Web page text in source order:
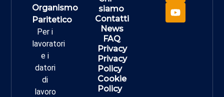
Organismo
Paritetico
Per i
lavoratori
e i
datori
di
lavoro
siamo
Contatti
News
FAQ
Privacy
Privacy
Policy
Cookie
Policy